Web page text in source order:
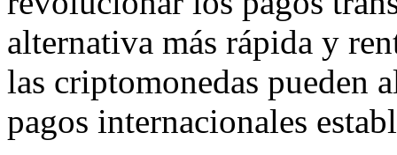
alternativa más rápida y
las criptomonedas pueden
pagos internacionales